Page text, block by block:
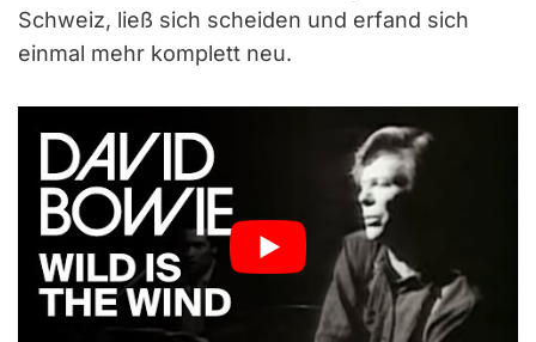
Schweiz, ließ sich scheiden und erfand sich
einmal mehr komplett neu.